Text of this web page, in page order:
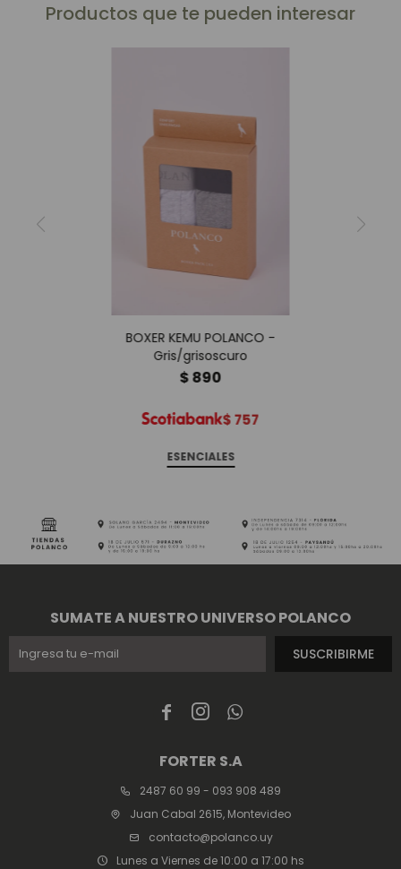
Productos que te pueden interesar
BOXER KEMU POLANCO -
Gris/grisoscuro
$890
$757
ESENCIALES
  
FORTER S.A
2487 60 99 - 093 908 489
Juan Cabal 2615, Montevideo
contacto@polanco.uy
Lunes a Viernes de 10:00 a 17:00 hs
SUMATE A NUESTRO UNIVERSO POLANCO
SUSCRIBIRME